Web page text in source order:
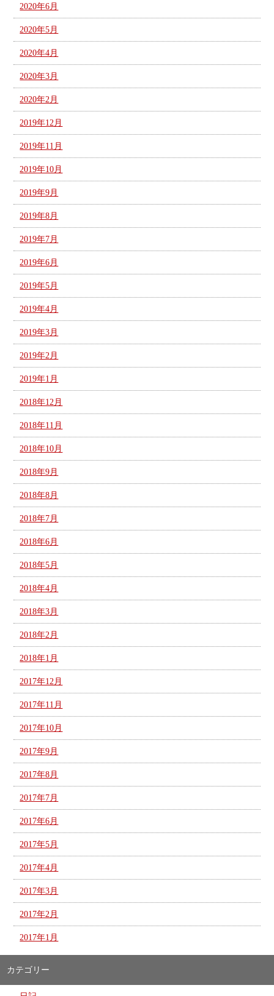
2020年6月
2020年5月
2020年4月
2020年3月
2020年2月
2019年12月
2019年11月
2019年10月
2019年9月
2019年8月
2019年7月
2019年6月
2019年5月
2019年4月
2019年3月
2019年2月
2019年1月
2018年12月
2018年11月
2018年10月
2018年9月
2018年8月
2018年7月
2018年6月
2018年5月
2018年4月
2018年3月
2018年2月
2018年1月
2017年12月
2017年11月
2017年10月
2017年9月
2017年8月
2017年7月
2017年6月
2017年5月
2017年4月
2017年3月
2017年2月
2017年1月
カテゴリー